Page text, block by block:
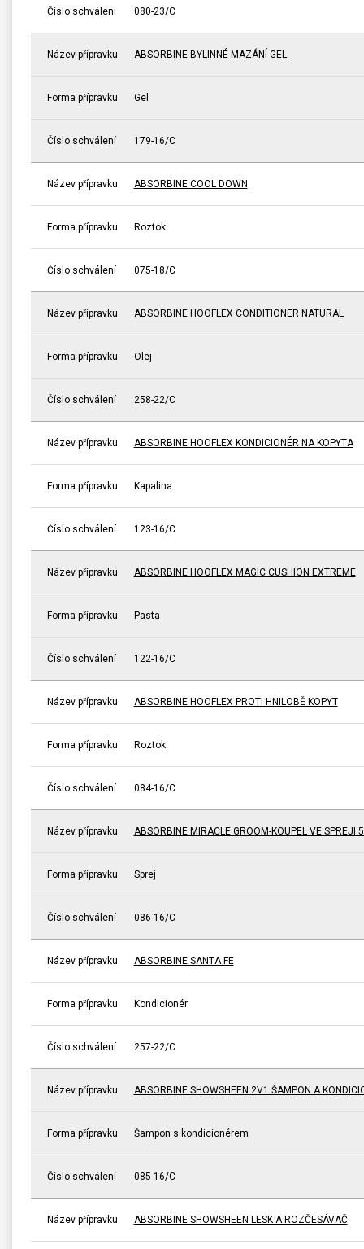
Číslo schválení 080-23/C
Název přípravku ABSORBINE BYLINNÉ MAZÁNÍ GEL
Forma přípravku Gel
Číslo schválení 179-16/C
Název přípravku ABSORBINE COOL DOWN
Forma přípravku Roztok
Číslo schválení 075-18/C
Název přípravku ABSORBINE HOOFLEX CONDITIONER NATURAL
Forma přípravku Olej
Číslo schválení 258-22/C
Název přípravku ABSORBINE HOOFLEX KONDICIONÉR NA KOPYTA
Forma přípravku Kapalina
Číslo schválení 123-16/C
Název přípravku ABSORBINE HOOFLEX MAGIC CUSHION EXTREME
Forma přípravku Pasta
Číslo schválení 122-16/C
Název přípravku ABSORBINE HOOFLEX PROTI HNILOBĚ KOPYT
Forma přípravku Roztok
Číslo schválení 084-16/C
Název přípravku ABSORBINE MIRACLE GROOM-KOUPEL VE SPREJI
Forma přípravku Sprej
Číslo schválení 086-16/C
Název přípravku ABSORBINE SANTA FE
Forma přípravku Kondicionér
Číslo schválení 257-22/C
Název přípravku ABSORBINE SHOWSHEEN 2V1 ŠAMPON A
Forma přípravku Šampon s kondicionérem
Číslo schválení 085-16/C
Název přípravku ABSORBINE SHOWSHEEN LESK A ROZČESÁVAČ